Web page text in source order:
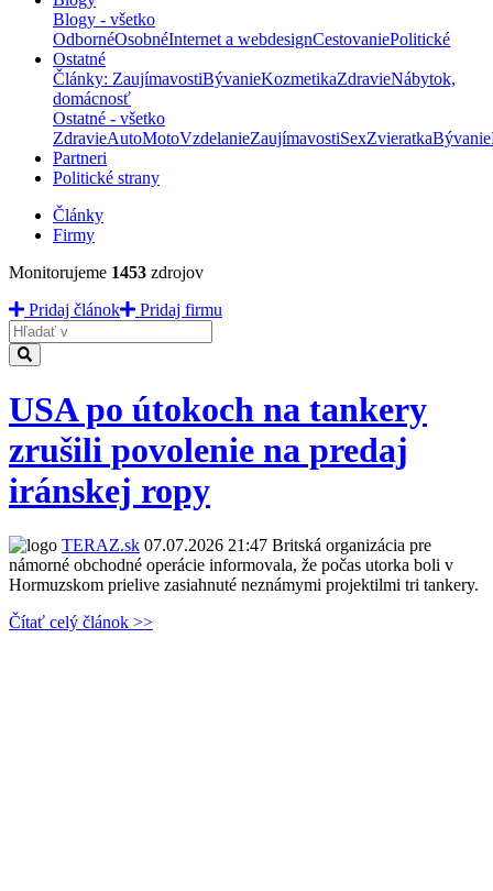
Blogy - všetko
OdbornéOsobnéInternet a webdesignCestovaniePolitické
Ostatné
Články: ZaujímavostiBývanieKozmetikaZdravieNábytok,
domácnosť
Ostatné - všetko
ZdravieAutoMotoVzdelanieZaujímavostiSexZvieratkaBývanie
Partneri
Politické strany
Články
Firmy
Monitorujeme 1453 zdrojov
Pridaj článok
Pridaj firmu
Hladať
USA po útokoch na tankery
zrušili povolenie na predaj
iránskej ropy
TERAZ.sk 07.07.2026 21:47 Britská organizácia pre
námorné obchodné operácie informovala, že počas utorka boli v
Hormuzskom prielive zasiahnuté neznámymi projektilmi tri tankery.
Čítať celý článok >>